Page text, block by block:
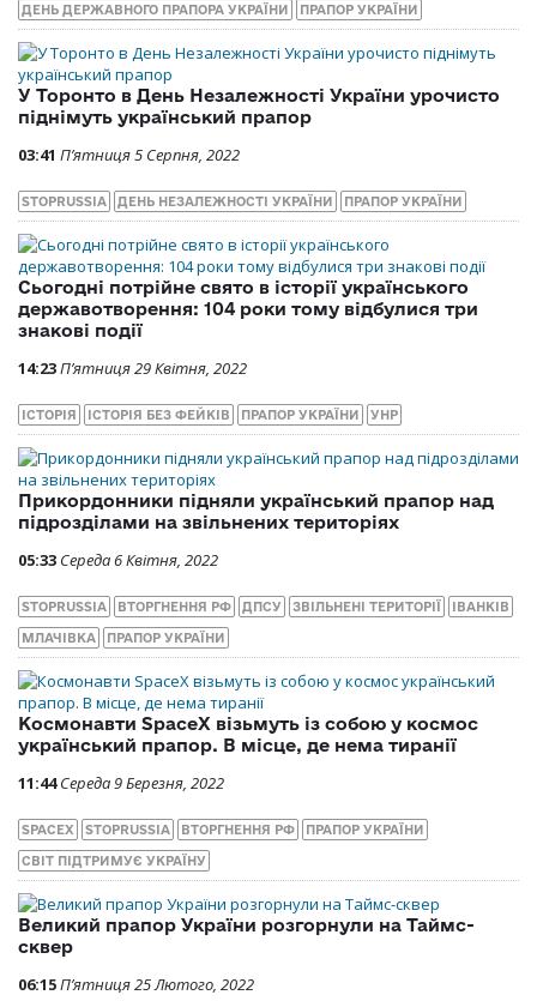
ДЕНЬ ДЕРЖАВНОГО ПРАПОРА УКРАЇНИ ПРАПОР УКРАЇНИ
У Торонто в День Незалежності України урочисто
піднімуть український прапор
03:41 П’ятниця 5 Серпня, 2022
STOPRUSSIA ДЕНЬ НЕЗАЛЕЖНОСТІ УКРАЇНИ ПРАПОР УКРАЇНИ
Сьогодні потрійне свято в історії українського
державотворення: 104 роки тому відбулися три
знакові події
14:23П’ятниця 29 Квітня, 2022
ІСТОРІЯ ІСТОРІЯ БЕЗ ФЕЙКІВ ПРАПОР УКРАЇНИ УНР
Прикордонники підняли український прапор над
підрозділами на звільнених територіях
05:33 Середа 6 Квітня, 2022
STOPRUSSIA ВТОРГНЕННЯ РФ ДПСУ ЗВІЛЬНЕНІ ТЕРИТОРІЇ ІВАНКІВ
МЛАЧІВКА ПРАПОР УКРАЇНИ
Космонавти SpaceX візьмуть із собою у космос
український прапор. В місце, де нема тиранії
11:44 Середа 9 Березня, 2022
SPACEX STOPRUSSIA ВТОРГНЕННЯ РФ ПРАПОР УКРАЇНИ
СВІТ ПІДТРИМУЄ УКРАЇНУ
Великий прапор України розгорнули на Таймс-
сквер
06:15П’ятниця 25 Лютого, 2022